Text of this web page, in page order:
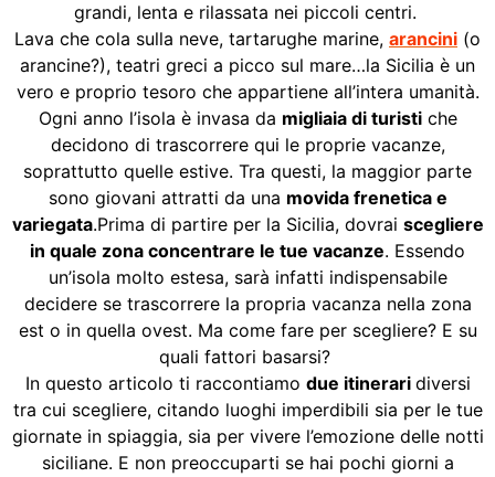
grandi, lenta e rilassata nei piccoli centri.
Lava che cola sulla neve, tartarughe marine, arancini (o
arancine?), teatri greci a picco sul mare…la Sicilia è un
vero e proprio tesoro che appartiene all’intera umanità.
Ogni anno l’isola è invasa da migliaia di turistiche
decidono di trascorrere qui le proprie vacanze,
soprattutto quelle estive. Tra questi, la maggior parte
sono giovani attratti da una movida frenetica e
variegata.Prima di partire per la Sicilia, dovrai scegliere
in quale zona concentrare le tue vacanze. Essendo
un’isola molto estesa, sarà infatti indispensabile
decidere se trascorrere la propria vacanza nella zona
est o in quella ovest. Ma come fare per scegliere? E su
quali fattori basarsi?
In questo articolo ti raccontiamo due itinerari diversi
tra cui scegliere, citando luoghi imperdibili sia per le tue
giornate in spiaggia, sia per vivere l’emozione delle notti
siciliane. E non preoccuparti se hai pochi giorni a